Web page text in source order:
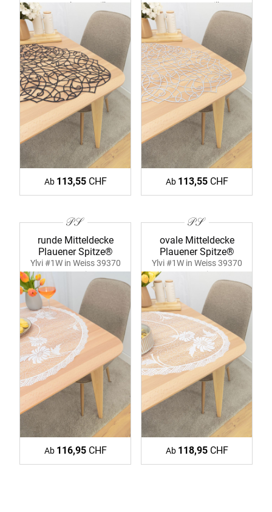
39371 schwarz-silber
Ab 113,55CHF
39371 ecru-silber
Ab 113,55CHF
runde Mitteldecke
Plauener Spitze®
Ylvi #1W in Weiss 39370
ecru-weiss
Ab 116,95CHF
ovale Mitteldecke
Plauener Spitze®
Ylvi #1W in Weiss 39370
ecru-weiss
Ab 118,95CHF